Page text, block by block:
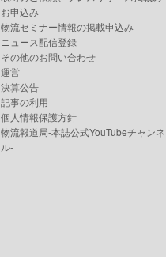
お申込み
物流セミナー情報の掲載申込み
ニュース配信登録
その他のお問い合わせ
運営
決算公告
記事の利用
個人情報保護方針
物流報道局-本誌公式YouTubeチャンネ
ル-